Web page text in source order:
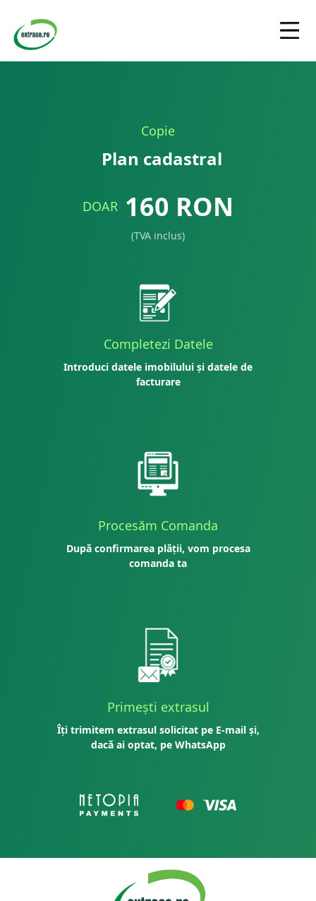
Copie
Plan cadastral
DOAR 160 RON
(TVA inclus)
Completezi Datele
Introduci datele imobilului și datele de
facturare
Procesăm Comanda
După confirmarea plății, vom procesa
comanda ta
Primești extrasul
Îți trimitem extrasul solicitat pe E-mail și,
dacă ai optat, pe WhatsApp